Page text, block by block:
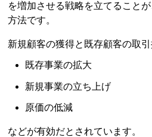
を増加させる戦略を立てること
方法です。
新規顧客の獲得と既存顧客の取引
既存事業の拡大
新規事業の立ち上げ
原価の低減
などが有効だとされています。